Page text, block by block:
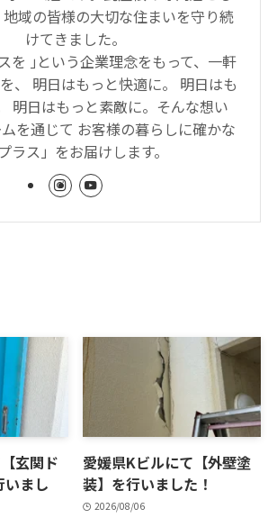
域の皆様の大切な住まいを守り続
けてきました。
を ｣という企業理念をもって、一軒
、 明日はもっと快適に。 明日はも
明日はもっと素敵に。そんな想い
を通じて お客様の暮らしに確かな
プラス」をお届けします。
玄関ド
いまし
愛媛県Kビルにて【外壁塗
装】を行いました！
2026/08/06